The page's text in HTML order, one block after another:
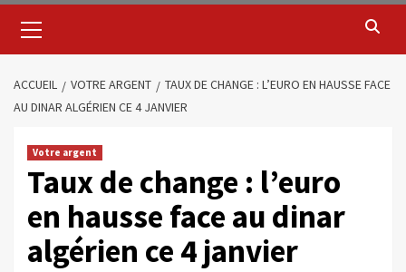
ACCUEIL VOTRE ARGENT
TAUX DE CHANGE : L’EURO EN HAUSSE FACE
AU DINAR ALGÉRIEN CE 4 JANVIER
Votre argent
Taux de change : l’euro
en hausse face au dinar
algérien ce 4 janvier